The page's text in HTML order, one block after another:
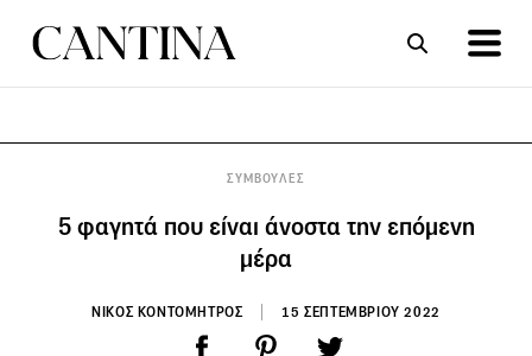
ΣΥΜΒΟΥΛΕΣ
5 φαγητά που είναι άνοστα την επόμενη
μέρα
ΝΙΚΟΣ ΚΟΝΤΟΜΗΤΡΟΣ 15 ΣΕΠΤΕΜΒΡΙΟΥ 2022